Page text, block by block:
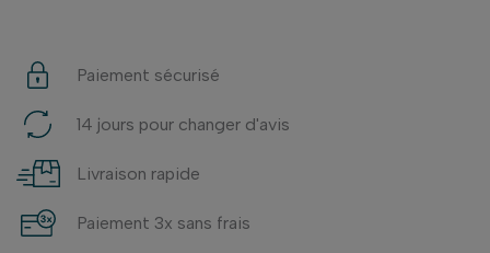
Paiement sécurisé
14 jours pour changer d'avis
Livraison rapide
Paiement 3x sans frais